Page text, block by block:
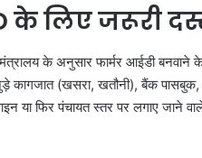
के लिए जरूरी
के अनुसार फार्मर आईडी
कागजात (खसरा, खतौनी), बैंक
या फिर पंचायत स्तर पर लगाए जाने